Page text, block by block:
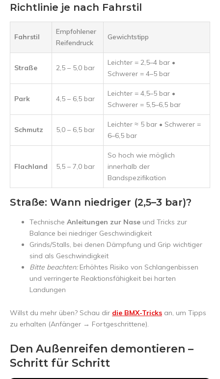
Richtlinie je nach Fahrstil
Fahrstil
Empfohlener
Reifendruck
Gewichtstipp
Straße 2,5 – 5,0 bar
Leichter = 2,5–4 bar •
Schwerer = 4–5 bar
Park 4,5 – 6,5 bar
Leichter = 4,5–5 bar •
Schwerer = 5,5–6,5 bar
Schmutz 5,0 – 6,5 bar
Leichter ≈ 5 bar • Schwerer =
6–6,5 bar
Flachland 5,5 – 7,0 bar
So hoch wie möglich
innerhalb der
Bandspezifikation
Straße: Wann niedriger (2,5–3 bar)?
Technische Anleitungen zur Nase und Tricks zur
Balance bei niedriger Geschwindigkeit
Grinds/Stalls, bei denen Dämpfung und Grip wichtiger
sind als Geschwindigkeit
Bitte beachten:Erhöhtes Risiko von Schlangenbissen
und verringerte Reaktionsfähigkeit bei harten
Landungen
Willst du mehr üben? Schau dir die BMX-Tricks an, um Tipps
zu erhalten (Anfänger → Fortgeschrittene).
Den Außenreifen demontieren –
Schritt für Schritt